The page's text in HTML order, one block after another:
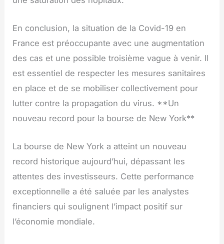
En conclusion, la situation de la Covid-19 en
France est préoccupante avec une augmentation
des cas et une possible troisième vague à venir. Il
est essentiel de respecter les mesures sanitaires
en place et de se mobiliser collectivement pour
lutter contre la propagation du virus. **Un
nouveau record pour la bourse de New York**
La bourse de New York a atteint un nouveau
record historique aujourd’hui, dépassant les
attentes des investisseurs. Cette performance
exceptionnelle a été saluée par les analystes
financiers qui soulignent l’impact positif sur
l’économie mondiale.